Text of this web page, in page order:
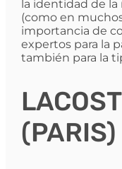
la identidad de la
(como en
importancia de
expertos para la
también para la
(PARIS)